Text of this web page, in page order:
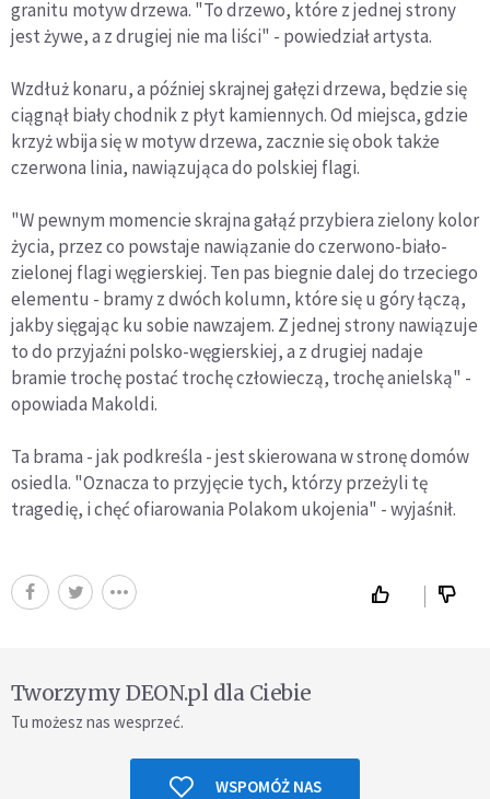
granitu motyw drzewa. "To drzewo, które z jednej strony
jest żywe, a z drugiej nie ma liści" - powiedział artysta.
Wzdłuż konaru, a później skrajnej gałęzi drzewa, będzie się
ciągnął biały chodnik z płyt kamiennych. Od miejsca, gdzie
krzyż wbija się w motyw drzewa, zacznie się obok także
czerwona linia, nawiązująca do polskiej flagi.
"W pewnym momencie skrajna gałąź przybiera zielony kolor
życia, przez co powstaje nawiązanie do czerwono-biało-
zielonej flagi węgierskiej. Ten pas biegnie dalej do trzeciego
elementu - bramy z dwóch kolumn, które się u góry łączą,
jakby sięgając ku sobie nawzajem. Z jednej strony nawiązuje
to do przyjaźni polsko-węgierskiej, a z drugiej nadaje
bramie trochę postać trochę człowieczą, trochę anielską" -
opowiada Makoldi.
Ta brama - jak podkreśla - jest skierowana w stronę domów
osiedla. "Oznacza to przyjęcie tych, którzy przeżyli tę
tragedię, i chęć ofiarowania Polakom ukojenia" - wyjaśnił.
Tworzymy DEON.pl dla Ciebie
Tu możesz nas wesprzeć.
WSPOMÓŻ NAS